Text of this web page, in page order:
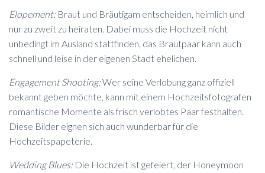
Elopement:Braut und Bräutigam entscheiden, heimlich und
nur zu zweit zu heiraten. Dabei muss die Hochzeit nicht
unbedingt im Ausland stattfinden, das Brautpaar kann auch
schnell und leise in der eigenen Stadt ehelichen.
Engagement Shooting:Wer seine Verlobung ganz offiziell
bekannt geben möchte, kann mit einem Hochzeitsfotografen
romantische Momente als frisch verlobtes Paar festhalten.
Diese Bilder eignen sich auch wunderbar für die
Hochzeitspapeterie.
Wedding Blues:Die Hochzeit ist gefeiert, der Honeymoon